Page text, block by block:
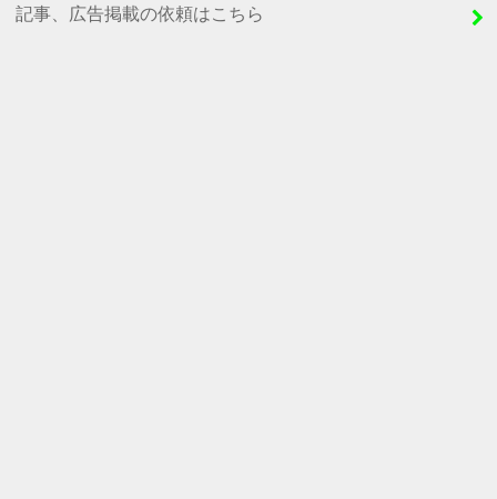
記事、広告掲載の依頼はこちら